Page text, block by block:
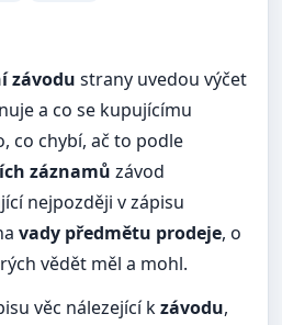
závodu strany uvedou výčet
a co se kupujícímu
co chybí, ač to podle
záznamů závod
nejpozději v zápisu
vady předmětu prodeje, o
vědět měl a mohl.
věc nálezející kzávodu,